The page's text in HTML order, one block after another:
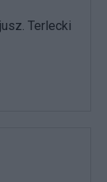
Terlecki